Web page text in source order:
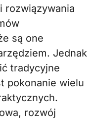
rozwiązywania
są one
Jednak
tradycyjne
pokonanie wielu
rozwój